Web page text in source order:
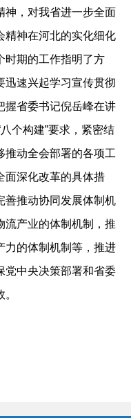
神，对我省进一步全面
精神在河北的实化细化
时期的工作指明了方
迅速兴起学习宣传贯彻
握省委书记倪岳峰在讲
个构建”要求，紧密结
推动全会部署的各项工
面深化改革的具体措
善推动协同发展体制机
流产业的体制机制，推
力的体制机制等，推进
党中央决策部署和省委